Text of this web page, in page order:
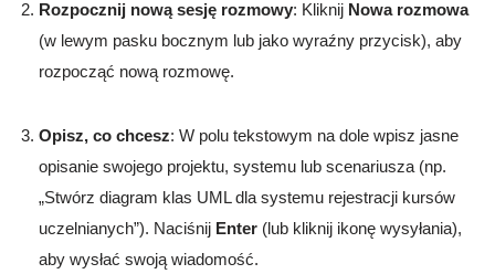
Rozpocznij nową sesję rozmowy: Kliknij Nowa rozmowa
(w lewym pasku bocznym lub jako wyraźny przycisk), aby
rozpocząć nową rozmowę.
Opisz, co chcesz: W polu tekstowym na dole wpisz jasne
opisanie swojego projektu, systemu lub scenariusza (np.
„Stwórz diagram klas UML dla systemu rejestracji kursów
uczelnianych”). Naciśnij Enter (lub kliknij ikonę wysyłania),
aby wysłać swoją wiadomość.